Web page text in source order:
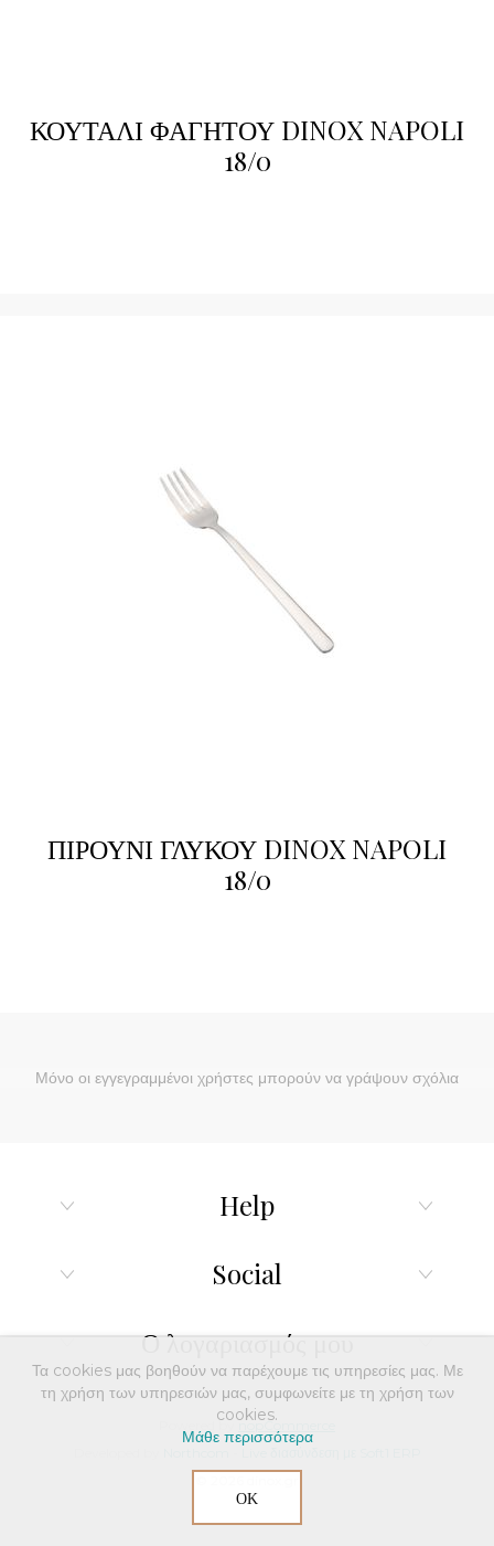
ΚΟΥΤΑΛΙ ΦΑΓΗΤΟΥ DINOX NAPOLI
18/0
ΠΙΡΟΥΝΙ ΓΛΥΚΟΥ DINOX NAPOLI
18/0
Μόνο οι εγγεγραμμένοι χρήστες μπορούν να γράψουν σχόλια
Help
Social
Ο λογαριασμός μου
Powered by nopCommerce
Τα cookies μας βοηθούν να παρέχουμε τις υπηρεσίες μας. Με
τη χρήση των υπηρεσιών μας, συμφωνείτε με τη χρήση των
cookies.
Μάθε περισσότερα
ΟΚ